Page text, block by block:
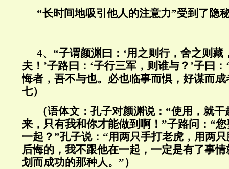
“长时间地吸引他人的注意力”受到了隐
4、“子谓颜渊曰：‘用之则行，舍之则藏
夫！’子路曰：‘子行三军，则谁与？’子曰
悔者，吾不与也。必也临事而惧，好谋而成
七）
（语体文：孔子对颜渊说：“使用，就
来，只有我和你才能做到啊！”子路问：“
一起？”孔子说：“用两只手打老虎，用两
后悔的，我不跟他在一起，一定是有了事
划而成功的那种人。”）